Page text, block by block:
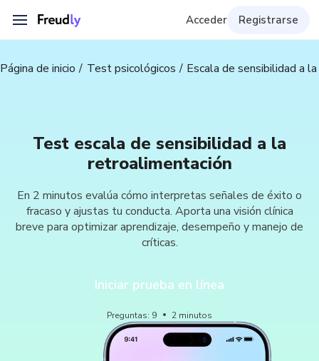
Acceder Registrarse
Página de inicio Test psicológicos Escala de sensibilidad a
Test escala de sensibilidad a la
retroalimentación
En 2 minutos evalúa cómo interpretas señales de éxito o
fracaso y ajustas tu conducta. Aporta una visión clínica
breve para optimizar aprendizaje, desempeño y manejo de
críticas.
Iniciar prueba en línea
Preguntas: 9 2 minutos